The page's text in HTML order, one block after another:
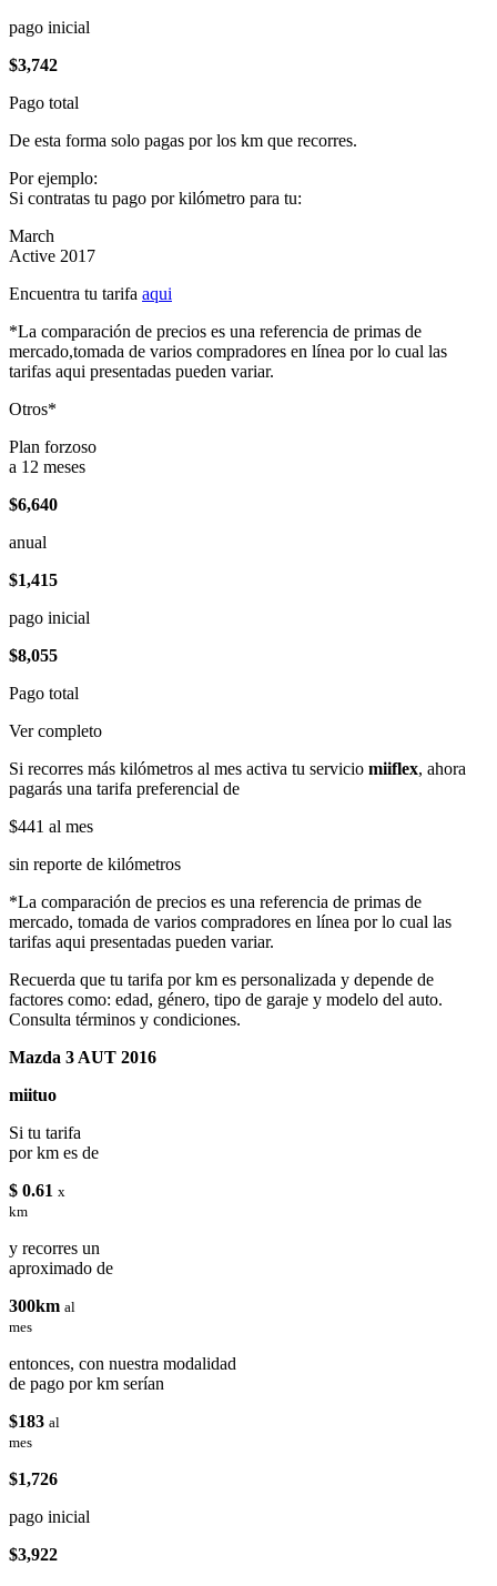
pago inicial
$3,742
Pago total
De esta forma solo pagas por los km que recorres.
Por ejemplo:
Si contratas tu pago por kilómetro para tu:
March
Active 2017
Encuentra tu tarifa aqui
*La comparación de precios es una referencia de primas de
mercado,tomada de varios compradores en línea por lo cual las
tarifas aqui presentadas pueden variar.
Otros*
Plan forzoso
a 12 meses
$6,640
anual
$1,415
pago inicial
$8,055
Pago total
Ver completo
Si recorres más kilómetros al mes activa tu servicio miiflex, ahora
pagarás una tarifa preferencial de
$441 al mes
sin reporte de kilómetros
*La comparación de precios es una referencia de primas de
mercado, tomada de varios compradores en línea por lo cual las
tarifas aqui presentadas pueden variar.
Recuerda que tu tarifa por km es personalizada y depende de
factores como: edad, género, tipo de garaje y modelo del auto.
Consulta términos y condiciones.
Mazda 3 AUT 2016
miituo
Si tu tarifa
por km es de
$ 0.61 x
km
y recorres un
aproximado de
300km al
mes
entonces, con nuestra modalidad
de pago por km serían
$183 al
mes
$1,726
pago inicial
$3,922